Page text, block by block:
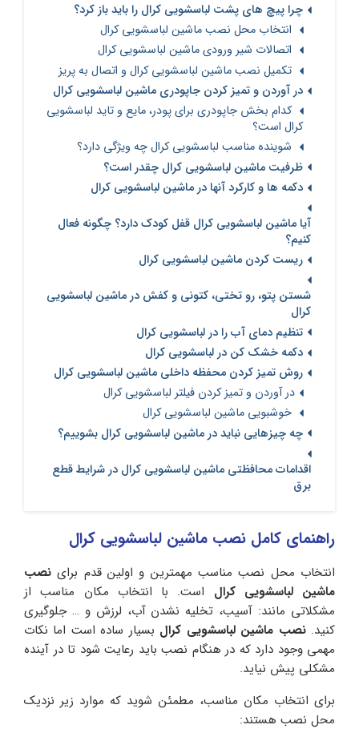
چرا پیچ های پشت لباسشویی کرال را باید باز کرد؟
انتخاب محل نصب ماشین لباسشویی کرال
اتصالات شیر ورودی ماشین لباسشویی کرال
تکمیل نصب ماشین لباسشویی کرال و اتصال به پریز
در آوردن و تمیز کردن جاپودری ماشین لباسشویی کرال
کدام بخش جاپودری برای پودر، مایع و تاید لباسشویی
کرال است؟
شوینده مناسب لباسشویی کرال چه ویژگی دارد؟
ظرفیت ماشین لباسشویی کرال چقدر است؟
دکمه ها و کارکرد آنها در ماشین لباسشویی کرال
آیا ماشین لباسشویی کرال قفل کودک دارد؟ چگونه فعال
کنیم؟
ریست کردن ماشین لباسشویی کرال
شستن پتو، رو تختی، کتونی و کفش در ماشین لباسشویی
کرال
تنظیم دمای آب را در لباسشویی کرال
دکمه خشک کن در لباسشویی کرال
روش تمیز کردن محفظه داخلی ماشین لباسشویی کرال
در آوردن و تمیز کردن فیلتر لباسشویی کرال
خوشبویی ماشین لباسشویی کرال
چه چیزهایی نباید در ماشین لباسشویی کرال بشوییم؟
اقدامات محافظتی ماشین لباسشویی کرال در شرایط قطع
برق
راهنمای کامل نصب ماشین لباسشویی کرال
انتخاب محل نصب مناسب مهمترین و اولین قدم برای نصب
ماشین لباسشویی کرال است. با انتخاب مکان مناسب از
مشکلاتی مانند: آسیب، تخلیه نشدن آب، لرزش و … جلوگیری
کنید.نصب ماشین لباسشویی کرال بسیار ساده است اما نکات
مهمی وجود دارد که در هنگام نصب باید رعایت شود تا در آینده
مشکلی پیش نیاید.
برای انتخاب مکان مناسب، مطمئن شوید که موارد زیر نزدیک
محل نصب هستند: